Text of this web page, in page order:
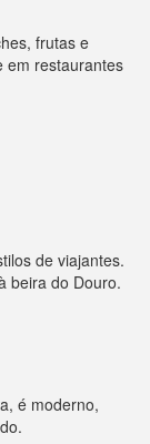
frutas e
em restaurantes
de viajantes.
beira do Douro.
é moderno,